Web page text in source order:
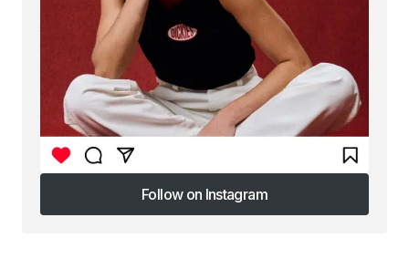
Follow on Instagram
Follow on Instagram